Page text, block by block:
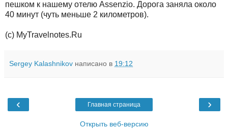
пешком к нашему отелю Assenzio. Дорога заняла около
40 минут (чуть меньше 2 километров).
(с) MyTravelnotes.Ru
Sergey Kalashnikov написано в 19:12
‹ ›
Главная страница
Открыть веб-версию